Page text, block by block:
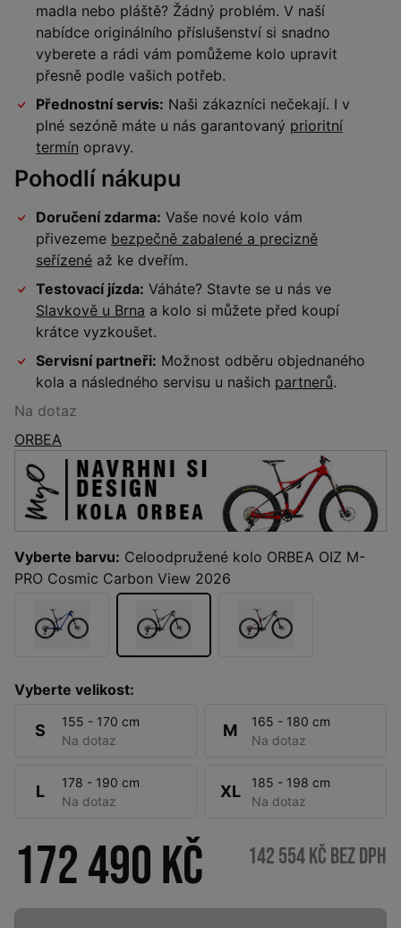
madla nebo pláště? Žádný problém. V naší
nabídce originálního příslušenství si snadno
vyberete a rádi vám pomůžeme kolo upravit
přesně podle vašich potřeb.
Přednostní servis: Naši zákazníci nečekají. I v
plné sezóně máte u nás garantovaný prioritní
termín opravy.
Pohodlí nákupu
Doručení zdarma: Vaše nové kolo vám
přivezeme bezpečně zabalené a precizně
seřízené až ke dveřím.
Testovací jízda: Váháte? Stavte se u nás ve
Slavkově u Brna a kolo si můžete před koupí
krátce vyzkoušet.
Servisní partneři: Možnost odběru objednaného
kola a následného servisu u našich partnerů.
Na dotaz
ORBEA
Vyberte barvu: Celoodpružené kolo ORBEA OIZ M-
PRO Cosmic Carbon View 2026
Vyberte velikost:
S
155 - 170 cm
Na dotaz
M
165 - 180 cm
Na dotaz
L
178 - 190 cm
Na dotaz
XL
185 - 198 cm
Na dotaz
172 490 Kč 142 554 Kč bez DPH